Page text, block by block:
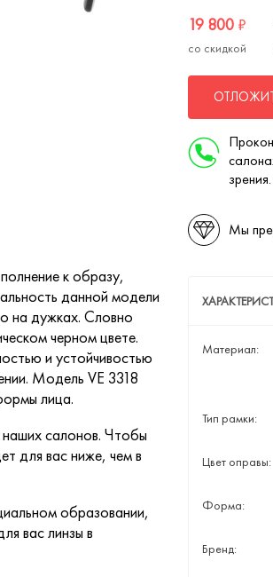
19 800 ₽
со скидкой
Мы
Материал:
Тип рамки:
Цвет оправы:
Форма:
Бренд:
к образу,
данной модели
на дужках. Словно
черном цвете.
и устойчивостью
Модель VE 3318
лица.
салонов. Чтобы
для вас ниже, чем в
образовании,
вас линзы в